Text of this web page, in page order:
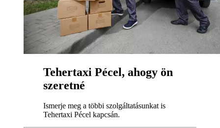
Tehertaxi Pécel, ahogy ön
szeretné
Ismerje meg a többi szolgáltatásunkat is
Tehertaxi Pécel kapcsán.